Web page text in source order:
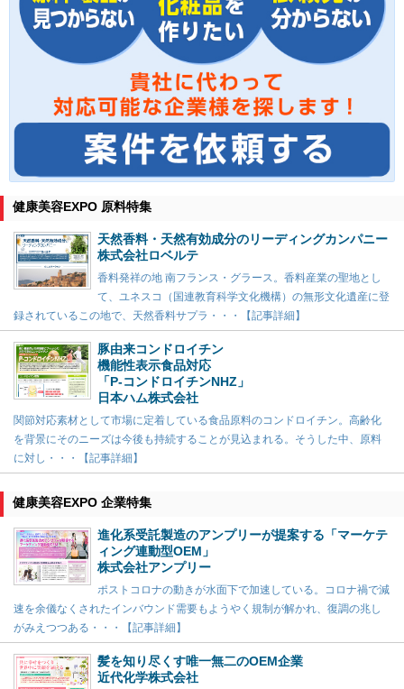
健康美容EXPO 原料特集
天然香料・天然有効成分のリーディングカンパニー
株式会社ロベルテ
香料発祥の地 南フランス・グラース。香料産業の聖地とし
て、ユネスコ（国連教育科学文化機構）の無形文化遺産に登
録されているこの地で、天然香料サプラ・・・【記事詳細】
豚由来コンドロイチン
機能性表示食品対応
「P-コンドロイチンNHZ」
日本ハム株式会社
関節対応素材として市場に定着している食品原料のコンドロイチン。高齢化
を背景にそのニーズは今後も持続することが見込まれる。そうした中、原料
に対し・・・【記事詳細】
健康美容EXPO 企業特集
進化系受託製造のアンプリーが提案する「マーケテ
ィング連動型OEM」
株式会社アンプリー
ポストコロナの動きが水面下で加速している。コロナ禍で減
速を余儀なくされたインバウンド需要もようやく規制が解かれ、復調の兆し
がみえつつある・・・【記事詳細】
髪を知り尽くす唯一無二のOEM企業
近代化学株式会社